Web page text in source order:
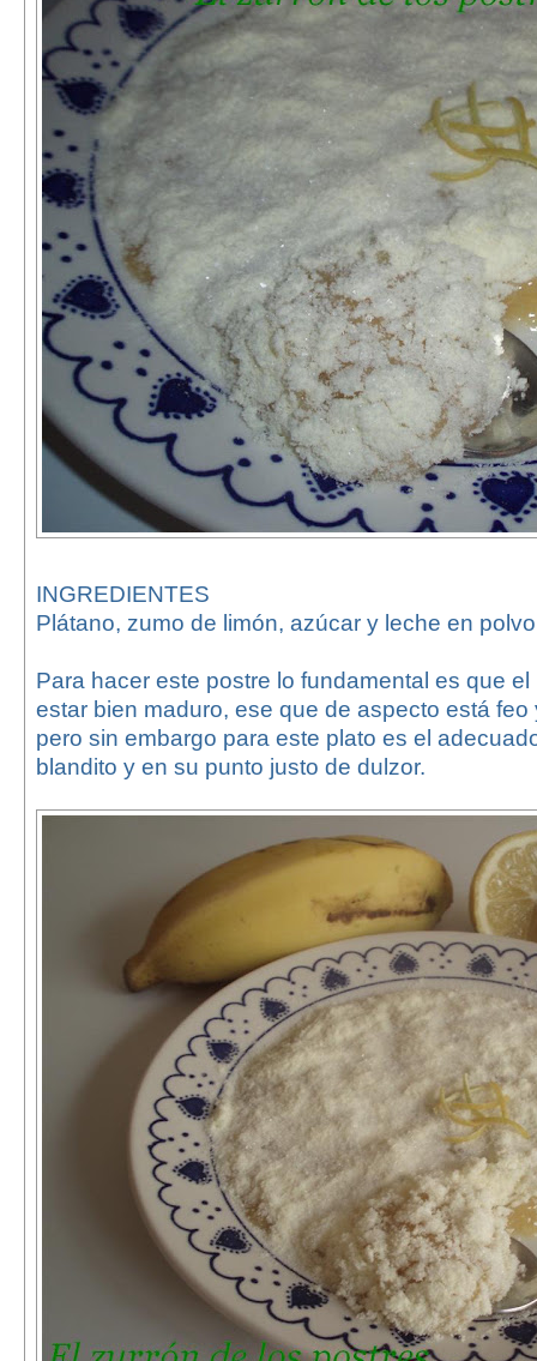
INGREDIENTES
Plátano, zumo de limón, azúcar y leche en
Para hacer este postre lo fundamental es que
estar bien maduro, ese que de aspecto está feo
pero sin embargo para este plato es el
blandito y en su punto justo de dulzor.